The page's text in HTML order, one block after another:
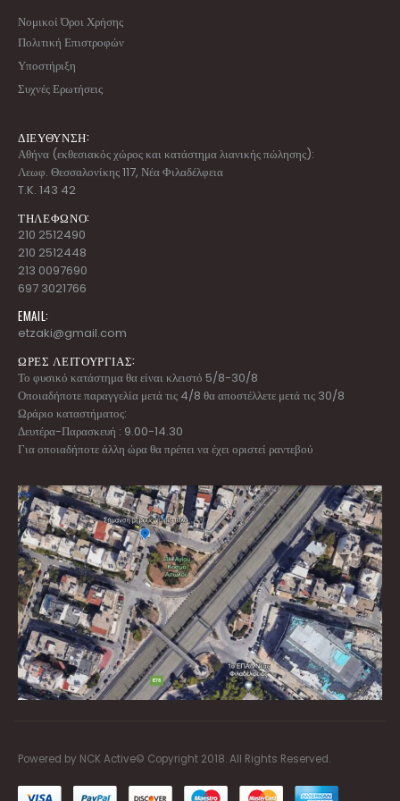
Νομικοί Όροι Χρήσης
Πολιτική Επιστροφών
Υποστήριξη
Συχνές Ερωτήσεις
ΔΙΕΥΘΥΝΣΗ:
Αθήνα (εκθεσιακός χώρος και κατάστημα λιανικής πώλησης):
Λεωφ. Θεσσαλονίκης 117, Νέα Φιλαδέλφεια
T.K. 143 42
ΤΗΛΕΦΩΝΟ:
210 2512490
210 2512448
213 0097690
697 3021766
EMAIL:
etzaki@gmail.com
ΩΡΕΣ ΛΕΙΤΟΥΡΓΙΑΣ:
Το φυσικό κατάστημα θα είναι κλειστό 5/8-30/8
Οποιαδήποτε παραγγελία μετά τις 4/8 θα αποστέλλετε μετά τις 30/8
Ωράριο καταστήματος:
Δευτέρα-Παρασκευή : 9.00-14.30
Για οποιαδήποτε άλλη ώρα θα πρέπει να έχει οριστεί ραντεβού
Powered by NCK Active© Copyright 2018. All Rights Reserved.